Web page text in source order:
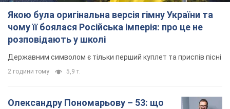
Якою була оригінальна версія гімну України та
чому її боялася Російська імперія: про це не
розповідають у школі
Державним символом є тільки перший куплет та приспів пісні
2 години тому 5,9 т.
Олександру Пономарьову – 53: що